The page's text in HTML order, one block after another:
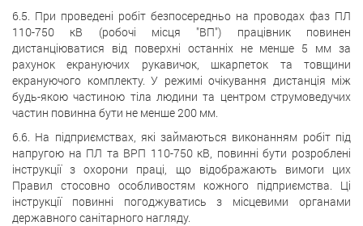
6.5. При проведені робіт безпосередньо на проводах фаз ПЛ
110-750 кВ (робочі місця "ВП") працівник повинен
дистанціюватися від поверхні останніх не менше 5 мм за
рахунок екрануючих рукавичок, шкарпеток та товщини
екрануючого комплекту. У режимі очікування дистанція між
будь-якою частиною тіла людини та центром струмоведучих
частин повинна бути не менше 200 мм.
6.6. На підприємствах, які займаються виконанням робіт під
напругою на ПЛ та ВРП 110-750 кВ, повинні бути розроблені
інструкції з охорони праці, що відображають вимоги цих
Правил стосовно особливостям кожного підприємства. Ці
інструкції повинні погоджуватись з місцевими органами
державного санітарного нагляду.